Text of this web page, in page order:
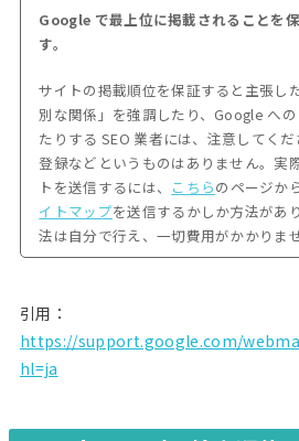
Google で最上位に掲載されることを
す。
サイトの掲載順位を保証すると主張し
別な関係」を強調したり、Google へ
たりする SEO 業者には、注意してく
登録などというものはありません。実
トを送信するには、 こちらのページか
イトマップを送信するかしか方法があ
法は自分で行え、一切費用がかかりませ
引用：
https://support.google.com/
hl=ja